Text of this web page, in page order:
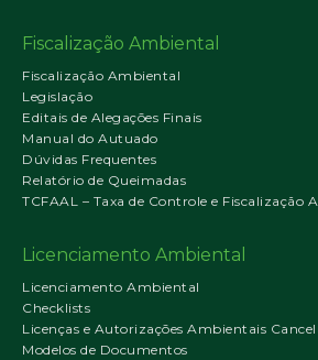
Fiscalização Ambiental
Fiscalização Ambiental
Legislação
Editais de Alegações Finais
Manual do Autuado
Dúvidas Frequentes
Relatório de Queimadas
TCFAAL – Taxa de Controle e Fiscalização
Licenciamento Ambiental
Licenciamento Ambiental
Checklists
Licenças e Autorizações Ambientais
Modelos de Documentos